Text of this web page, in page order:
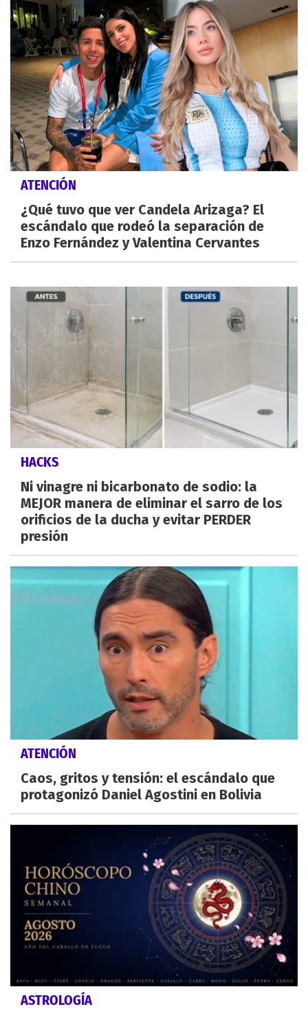
ATENCIÓN
¿Qué tuvo que ver Candela Arizaga? El
escándalo que rodeó la separación de
Enzo Fernández y Valentina Cervantes
HACKS
Ni vinagre ni bicarbonato de sodio: la
MEJOR manera de eliminar el sarro de los
orificios de la ducha y evitar PERDER
presión
ATENCIÓN
Caos, gritos y tensión: el escándalo que
protagonizó Daniel Agostini en Bolivia
ASTROLOGÍA